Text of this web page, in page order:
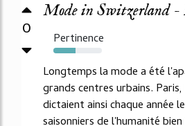
0
Mode in Switzerland
Pertinence
45%
Longtemps la mode a été
grands centres urbains.
dictaient ainsi chaque année